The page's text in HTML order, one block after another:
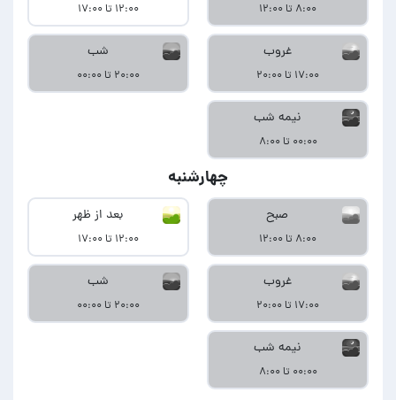
۸:۰۰ تا ۱۲:۰۰ ۱۲:۰۰ تا ۱۷:۰۰
غروب
۱۷:۰۰ تا ۲۰:۰۰
شب
۲۰:۰۰ تا ۰۰:۰۰
نیمه شب
۰۰:۰۰ تا ۸:۰۰
چهارشنبه
صبح
۸:۰۰ تا ۱۲:۰۰
بعد از ظهر
۱۲:۰۰ تا ۱۷:۰۰
غروب
۱۷:۰۰ تا ۲۰:۰۰
شب
۲۰:۰۰ تا ۰۰:۰۰
نیمه شب
۰۰:۰۰ تا ۸:۰۰